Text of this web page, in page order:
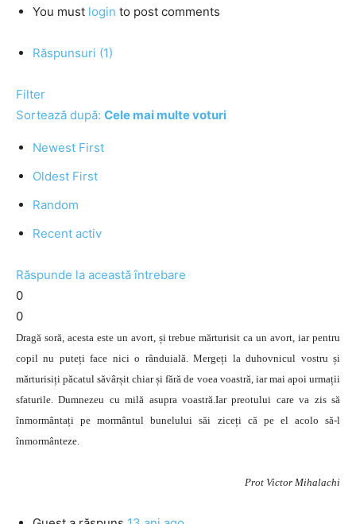
You must login to post comments
Răspunsuri (1)
Filter
Sortează după: Cele mai multe voturi
Newest First
Oldest First
Random
Recent activ
Răspunde la această întrebare
0
0
Dragă soră, acesta este un avort, și trebue mărturisit ca un avort, iar pentru
copil nu puteți face nici o rânduială. Mergeți la duhovnicul vostru și
mărturisiți păcatul săvârșit chiar și fără de voea voastră, iar mai apoi urmații
sfaturile. Dumnezeu cu milă asupra voastră.Iar preotului care va zis să
înmormântați pe mormântul bunelului săi ziceți că pe el acolo să-l
înmormânteze.
Prot Victor Mihalachi